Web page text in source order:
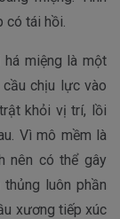
tái hồi.
há miệng là một
chịu lực vào
khỏi vị trí, lồi
Vì mô mềm là
nên có thể gây
luôn phần
xương tiếp xúc